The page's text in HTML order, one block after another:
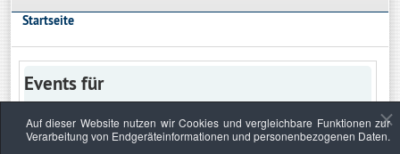
Startseite
Events für
Auf dieser Website nutzen wir Cookies und vergleichbare Funktionen zur
Verarbeitung von Endgeräteinformationen und personenbezogenen Daten.